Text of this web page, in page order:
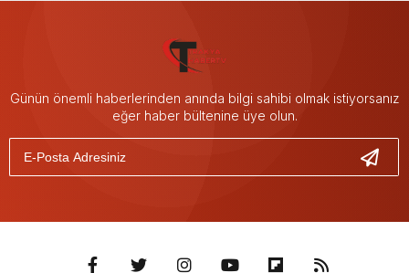
Günün önemli haberlerinden anında bilgi sahibi olmak istiyorsanız
eğer haber bültenine üye olun.